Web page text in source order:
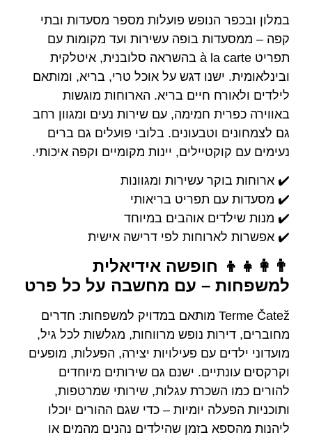
במלון ובכפר הנופש פועלות מספר מסעדות ובתי
קפה – ממסעדות בופה עשירות ועד מקומות עם
תפריט à la carte בהשראה סלובנית, איטלקית
ובינלאומית. ישנו דגש על אוכל טרי, בריא, ומותאם
לילדים ולאורח חיים בריא. הארוחות מוגשות
באווירה כפרית חמימה, עם שירות נעים ומגוון רחב
גם לצמחונים וטבעונים. בלובי פועלים גם ברים
נעימים עם קוקטיילים, יינות מקומיים וקפה איכותי.
✔️ ארוחות בוקר עשירות ומגוונות
✔️ מסעדות עם תפריט בריאותי
✔️ מנות שילדים אוהבים במיוחד
✔️ אפשרות לארוחות לפי דרישה אישית
👨‍👩‍👧‍👦 חופשה אידיאלית
למשפחות – עם מחשבה על כל פרט
Terme Čatež מותאם במדויק למשפחות: חדרים
מחוברים, דירות נופש מרווחות, מגלשות לכל גיל,
מועדוני ילדים עם פעילויות יצירה, הפעלות, מופעים
וקרקסים עונתיים. ישנם גם שירותים מיוחדים
להורים כמו השכרת עגלות, שירותי שמרטפות,
ותוכניות הפעלה יומיות – כדי שגם ההורים יוכלו
ליהנות מהספא בזמן שהילדים נהנים מהמים או